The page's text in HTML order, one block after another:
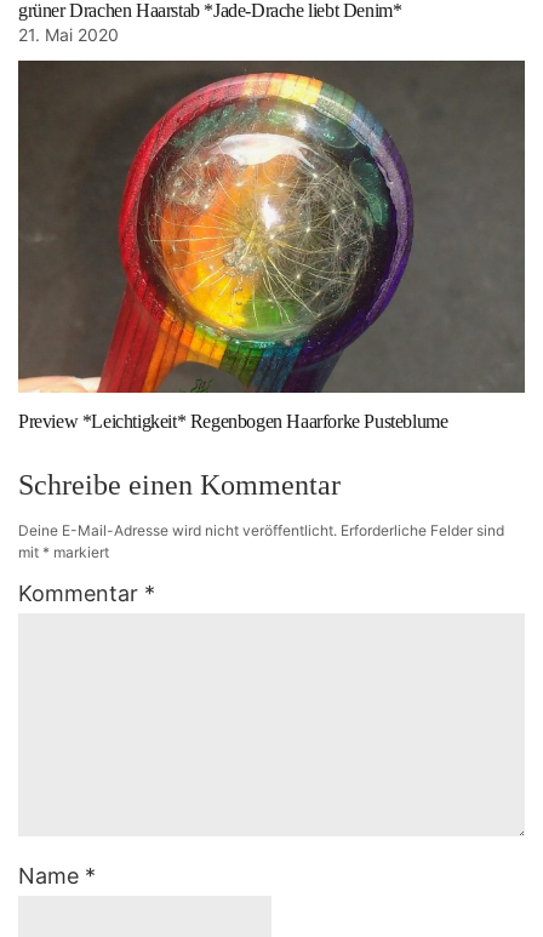
grüner Drachen Haarstab *Jade-Drache liebt Denim*
21. Mai 2020
Preview *Leichtigkeit* Regenbogen Haarforke Pusteblume
Schreibe einen Kommentar
Deine E-Mail-Adresse wird nicht veröffentlicht. Erforderliche Felder sind
mit * markiert
Kommentar *
Name *